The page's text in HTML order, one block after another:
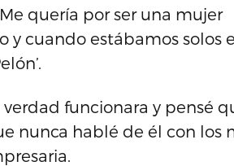
quería por ser una mujer
y cuando estábamos solos
funcionara y pensé
nunca hablé de él con los